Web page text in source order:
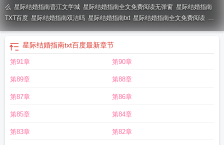
么 星际结婚指南晋江文学城 星际结婚指南全文免费阅读无弹窗 星际结婚指南
TXT百度 星际结婚指南双洁吗 星际结婚指南txt 星际结婚指南全文免费阅读 星
际结婚指南[ABO星际结婚指南简介星际结婚指南全文加番外txt星际结婚指南
星际结婚指南车 星际结婚指南笔趣阁
婚指南全文阅读
章星际结婚指南番外txt 星际结婚指南番外星际结婚指南完整版txt
指南by蝶之灵免费阅读
星际结婚指南全文 星际结婚指南攻受是谁
什么时候在一起
星际结婚指南完整版
指南莫霖莫涵是一个人吗
星际结婚指南百度星际结婚指南讲的什么
南无和谐版
星际结婚指南by蝶之灵
星际结婚指南txt百度最新章节
第91章 第90章
第89章 第88章
第87章 第86章
第85章 第84章
第83章 第82章